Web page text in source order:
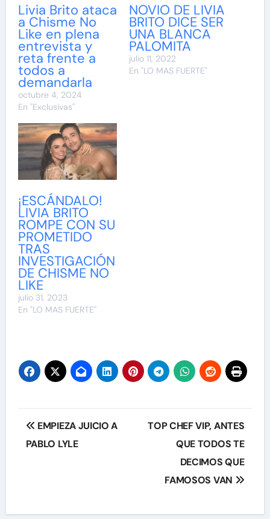
Livia Brito ataca
a Chisme No
Like en plena
entrevista y
reta frente a
todos a
demandarla
octubre 4, 2024
En "Exclusivas"
NOVIO DE LIVIA
BRITO DICE SER
UNA BLANCA
PALOMITA
julio 11, 2022
En "LO MAS FUERTE"
¡ESCÁNDALO!
LIVIA BRITO
ROMPE CON SU
PROMETIDO
TRAS
INVESTIGACIÓN
DE CHISME NO
LIKE
julio 31, 2023
En "LO MAS FUERTE"
Navegación
de
EMPIEZA JUICIO A
PABLO LYLE
TOP CHEF VIP, ANTES
QUE TODOS TE
DECIMOS QUE
FAMOSOS VAN